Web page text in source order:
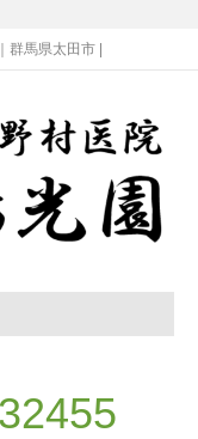
群馬県太田市 |